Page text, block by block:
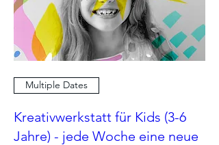
Multiple Dates
Kreativwerkstatt für Kids (3-6
Jahre) - jede Woche eine neue